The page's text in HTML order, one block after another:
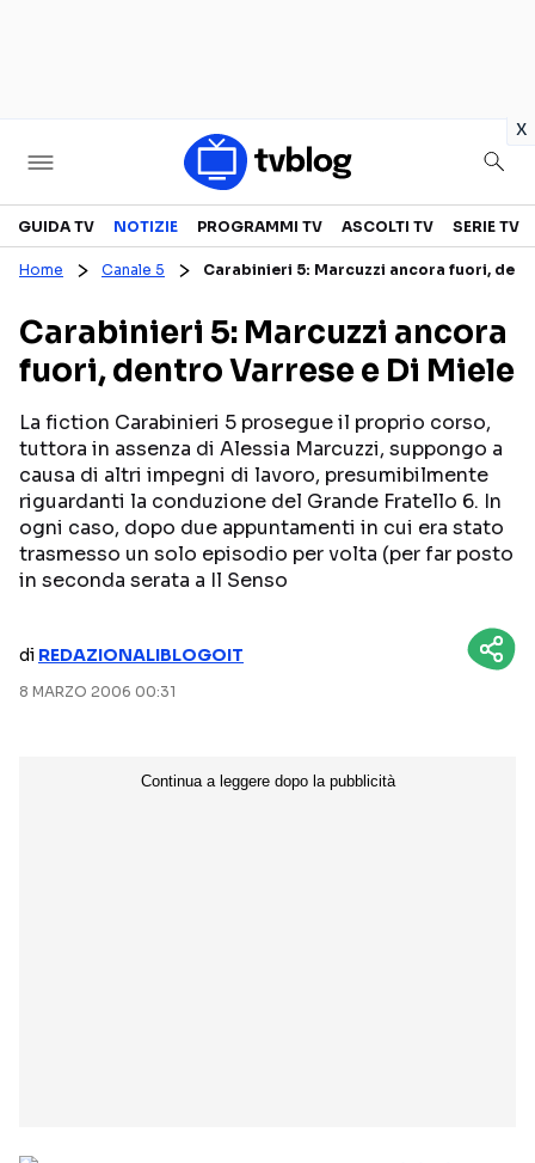
x
Televisione
CANALI TV
PROGRAMMI TV
PERSONAGGI TV
SERIE TV
REALITY SHOW
FICTION
Streaming
NETFLIX
DISNEY+
RAIPLAY
MEDIASET INFINITY
GUIDA TV NOTIZIE PROGRAMMI TV ASCOLTI TV SERIE TV
Home Canale 5 Carabinieri 5: Marcuzzi ancora fuori,
Carabinieri 5: Marcuzzi ancora
fuori, dentro Varrese e Di Miele
La fiction Carabinieri 5 prosegue il proprio corso,
tuttora in assenza di Alessia Marcuzzi, suppongo a
causa di altri impegni di lavoro, presumibilmente
riguardanti la conduzione del Grande Fratello 6. In
ogni caso, dopo due appuntamenti in cui era stato
trasmesso un solo episodio per volta (per far posto
in seconda serata a Il Senso
di REDAZIONALIBLOGOIT
8 MARZO 2006 00:31